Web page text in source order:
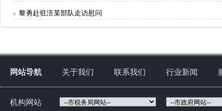
黎勇赴驻涪某部队走访慰问
网站导航 关于我们 联系我们 行业新闻
机构网站